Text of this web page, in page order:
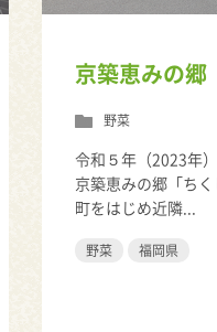
京築恵みの郷
野菜
令和５年（2023年
京築恵みの郷「ち
町をはじめ近隣...
野菜 福岡県